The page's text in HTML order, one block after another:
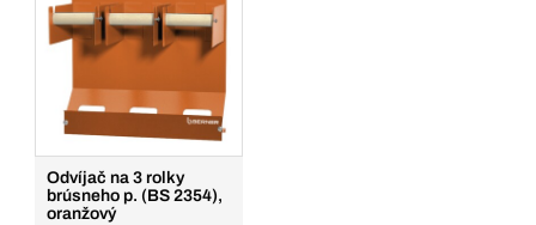
Odvíjač na 3 rolky
brúsneho p. (BS 2354),
oranžový